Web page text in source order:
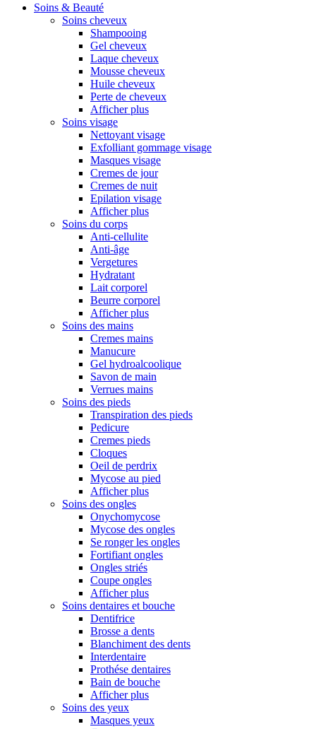
Soins & Beauté
Soins cheveux
Shampooing
Gel cheveux
Laque cheveux
Mousse cheveux
Huile cheveux
Perte de cheveux
Afficher plus
Soins visage
Nettoyant visage
Exfolliant gommage visage
Masques visage
Cremes de jour
Cremes de nuit
Epilation visage
Afficher plus
Soins du corps
Anti-cellulite
Anti-âge
Vergetures
Hydratant
Lait corporel
Beurre corporel
Afficher plus
Soins des mains
Cremes mains
Manucure
Gel hydroalcoolique
Savon de main
Verrues mains
Soins des pieds
Transpiration des pieds
Pedicure
Cremes pieds
Cloques
Oeil de perdrix
Mycose au pied
Afficher plus
Soins des ongles
Onychomycose
Mycose des ongles
Se ronger les ongles
Fortifiant ongles
Ongles striés
Coupe ongles
Afficher plus
Soins dentaires et bouche
Dentifrice
Brosse a dents
Blanchiment des dents
Interdentaire
Prothése dentaires
Bain de bouche
Afficher plus
Soins des yeux
Masques yeux